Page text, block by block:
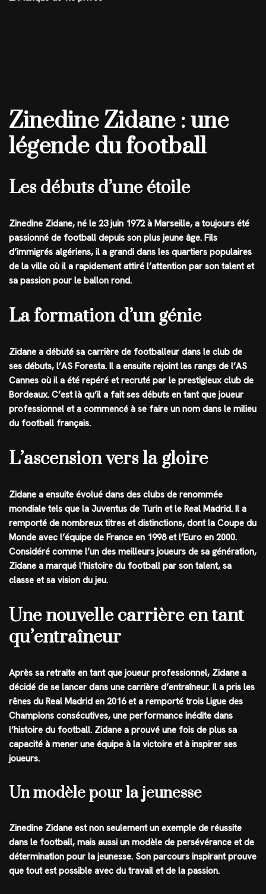
Zinedine Zidane : une
légende du football
Les débuts d’une étoile
Zinedine Zidane, né le 23 juin 1972 à Marseille, a toujours été
passionné de football depuis son plus jeune âge. Fils
d’immigrés algériens, il a grandi dans les quartiers populaires
de la ville où il a rapidement attiré l’attention par son talent et
sa passion pour le ballon rond.
La formation d’un génie
Zidane a débuté sa carrière de footballeur dans le club de
ses débuts, l’AS Foresta. Il a ensuite rejoint les rangs de l’AS
Cannes où il a été repéré et recruté par le prestigieux club de
Bordeaux. C’est là qu’il a fait ses débuts en tant que joueur
professionnel et a commencé à se faire un nom dans le milieu
du football français.
L’ascension vers la gloire
Zidane a ensuite évolué dans des clubs de renommée
mondiale tels que la Juventus de Turin et le Real Madrid. Il a
remporté de nombreux titres et distinctions, dont la Coupe du
Monde avec l’équipe de France en 1998 et l’Euro en 2000.
Considéré comme l’un des meilleurs joueurs de sa génération,
Zidane a marqué l’histoire du football par son talent, sa
classe et sa vision du jeu.
Une nouvelle carrière en tant
qu’entraîneur
Après sa retraite en tant que joueur professionnel, Zidane a
décidé de se lancer dans une carrière d’entraîneur. Il a pris les
rênes du Real Madrid en 2016 et a remporté trois Ligue des
Champions consécutives, une performance inédite dans
l’histoire du football. Zidane a prouvé une fois de plus sa
capacité à mener une équipe à la victoire et à inspirer ses
joueurs.
Un modèle pour la jeunesse
Zinedine Zidane est non seulement un exemple de réussite
dans le football, mais aussi un modèle de persévérance et de
détermination pour la jeunesse. Son parcours inspirant prouve
que tout est possible avec du travail et de la passion.